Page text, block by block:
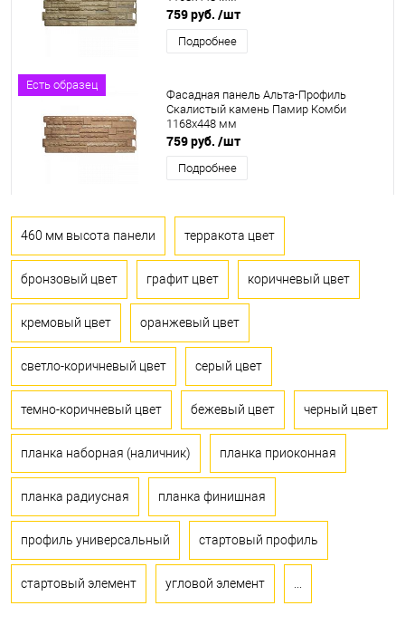
759 руб. /шт
Подробнее
Есть образец
Фасадная панель Альта-Профиль
Скалистый камень Памир Комби
1168х448 мм
759 руб. /шт
Подробнее
460 мм высота панели терракота цвет
бронзовый цвет графит цвет коричневый цвет
кремовый цвет оранжевый цвет
светло-коричневый цвет серый цвет
темно-коричневый цвет бежевый цвет черный цвет
планка наборная (наличник) планка приоконная
планка радиусная планка финишная
профиль универсальный стартовый профиль
стартовый элемент угловой элемент